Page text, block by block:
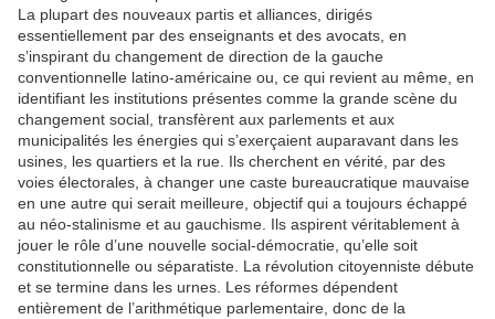
La plupart des nouveaux partis et alliances, dirigés
essentiellement par des enseignants et des avocats, en
s’inspirant du changement de direction de la gauche
conventionnelle latino-américaine ou, ce qui revient au même, en
identifiant les institutions présentes comme la grande scène du
changement social, transfèrent aux parlements et aux
municipalités les énergies qui s’exerçaient auparavant dans les
usines, les quartiers et la rue. Ils cherchent en vérité, par des
voies électorales, à changer une caste bureaucratique mauvaise
en une autre qui serait meilleure, objectif qui a toujours échappé
au néo-stalinisme et au gauchisme. Ils aspirent véritablement à
jouer le rôle d’une nouvelle social-démocratie, qu’elle soit
constitutionnelle ou séparatiste. La révolution citoyenniste débute
et se termine dans les urnes. Les réformes dépendent
entièrement de l’arithmétique parlementaire, donc de la